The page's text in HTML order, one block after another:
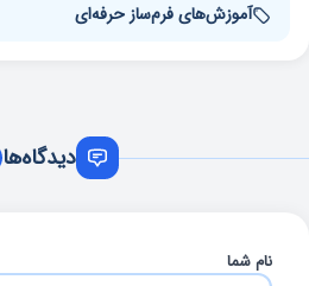
آموزش‌های فرم‌ساز حرفه‌ای
دیدگاه‌ها
نام شما